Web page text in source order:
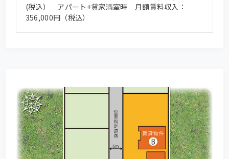
(税込） アパート+貸家満室時 月額賃料収入：
356,000円（税込）